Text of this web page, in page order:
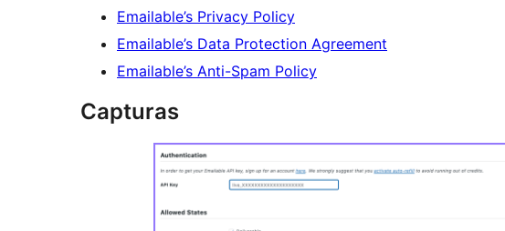
Emailable’s Privacy Policy
Emailable’s Data Protection Agreement
Emailable’s Anti-Spam Policy
Capturas